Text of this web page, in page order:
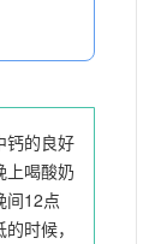
钙的良好
上喝酸奶
间12点
时候，